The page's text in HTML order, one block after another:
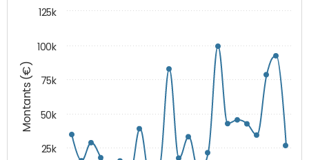
Montants (€)
25k
50k
75k
100k
125k